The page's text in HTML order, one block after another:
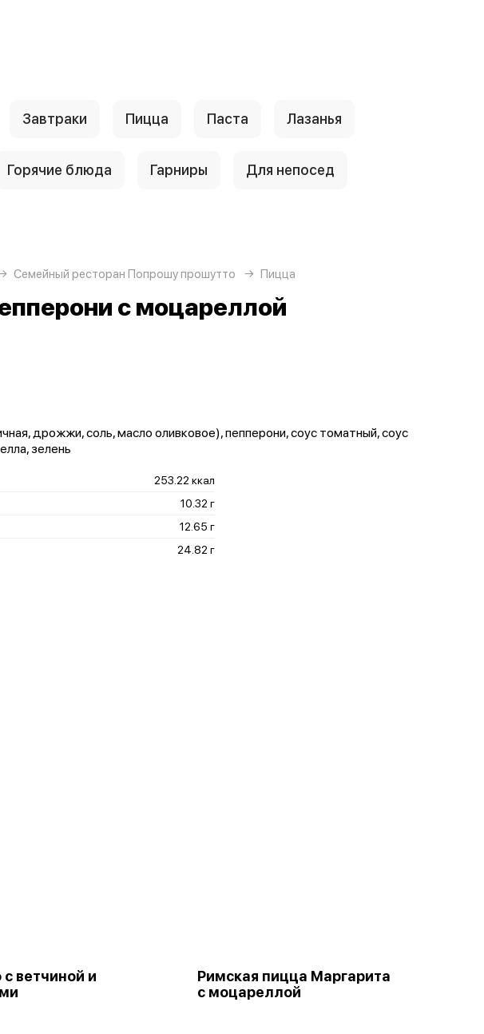
Завтраки Пицца Паста Лазанья
Горячие блюда Гарниры Для непосед
Семейный ресторан Попрошу прошутто Пицца
с моцареллой
дрожжи, соль, масло оливковое), пепперони, соус томатный, соус
зелень
253.22 ккал
10.32 г
12.65 г
24.82 г
с ветчиной и
Римская пицца Маргарита
с моцареллой